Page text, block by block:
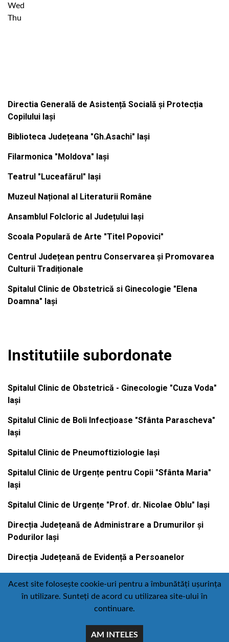
Wed
Thu
Directia Generală de Asistență Socială și Protecția
Copilului Iași
Biblioteca Județeana "Gh.Asachi" Iași
Filarmonica "Moldova" Iași
Teatrul "Luceafărul" Iași
Muzeul Național al Literaturii Române
Ansamblul Folcloric al Județului Iași
Scoala Populară de Arte "Titel Popovici"
Centrul Județean pentru Conservarea și Promovarea
Culturii Tradiționale
Spitalul Clinic de Obstetrică si Ginecologie "Elena
Doamna" Iași
Institutiile subordonate
Spitalul Clinic de Obstetrică - Ginecologie "Cuza Voda"
Iași
Spitalul Clinic de Boli Infecțioase "Sfânta Parascheva"
Iași
Spitalul Clinic de Pneumoftiziologie Iași
Spitalul Clinic de Urgențe pentru Copii "Sfânta Maria"
Iași
Spitalul Clinic de Urgențe "Prof. dr. Nicolae Oblu" Iași
Direcția Județeană de Administrare a Drumurilor și
Podurilor Iași
Direcția Județeană de Evidență a Persoanelor
Contact Politică de confidențialitate
:
Acest site folosește cookie-uri pentru a îmbunătăți ușurința
în utilizare. Sunteți de acord cu utilizarea site-ului în
continuare.
AM INTELES